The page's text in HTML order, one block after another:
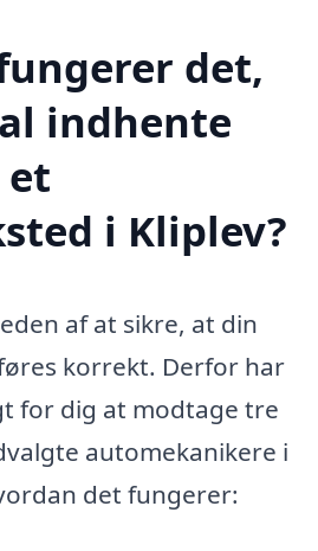
det,
indhente
i Kliplev?
af at sikre, at din
korrekt. Derfor har
for dig at modtage tre
automekanikere i
det fungerer: